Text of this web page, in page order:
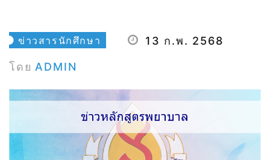
ข่าวสารนักศึกษา 13 ก.พ. 2568
โดย ADMIN